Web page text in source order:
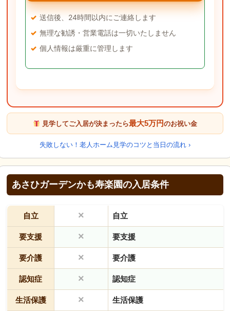
送信後、24時間以内にご連絡します
無理な勧誘・営業電話は一切いたしません
個人情報は厳重に管理します
見学してご入居が決まったら最大5万円のお祝い金
失敗しない！老人ホーム見学のコツと当日の流れ ›
あさひガーデンかも寿楽園の入居条件
自立 × 自立
要支援 × 要支援
要介護 × 要介護
認知症 × 認知症
生活保護 × 生活保護